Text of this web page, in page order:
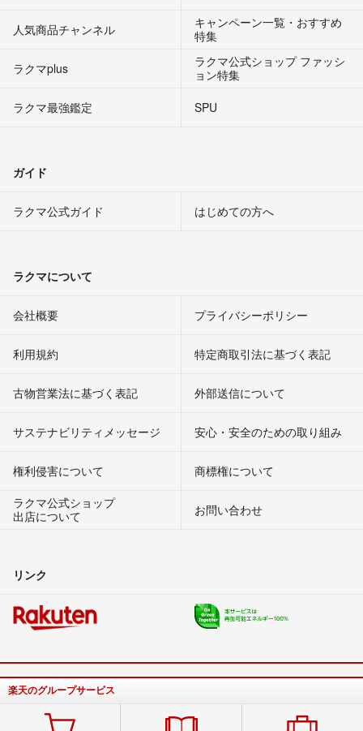
人気商品チャンネル
キャンペーン一覧・おすすめ
特集
ラクマplus
ラクマ公式ショップ ファッシ
ョン特集
ラクマ最強鑑定
SPU
ガイド
ラクマ公式ガイド はじめての方へ
ラクマについて
会社概要 プライバシーポリシー
利用規約 特定商取引法に基づく表記
古物営業法に基づく表記 外部送信について
サステナビリティメッセージ 安心・安全のための取り組み
権利侵害について
商標権について
ラクマ公式ショップ
出店について
お問い合わせ
リンク
楽天のグループサービス